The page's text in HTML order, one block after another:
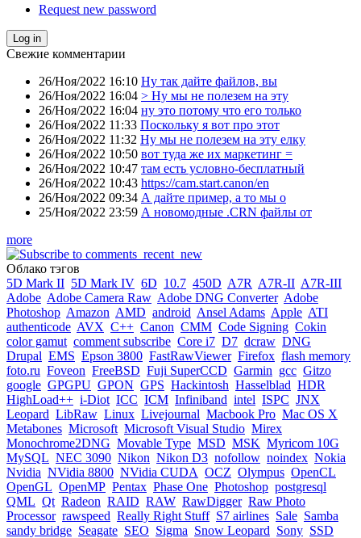
Request new password
Свежие комментарии
26/Ноя/2022 16:10 Ну так дайте файлов, вы
26/Ноя/2022 16:04 > Ну мы не полезем на эту
26/Ноя/2022 16:04 ну это потому что его только
26/Ноя/2022 11:33 Поскольку я вот про этот
26/Ноя/2022 11:32 Ну мы не полезем на эту елку
26/Ноя/2022 10:50 вот туда же их маркетинг =
26/Ноя/2022 10:47 там есть условно-бесплатный
26/Ноя/2022 10:43 https://cam.start.canon/en
26/Ноя/2022 09:34 А дайте пример, а то мы о
25/Ноя/2022 23:59 А новомодные .CRN файлы от
more
Облако тэгов
5D Mark II 5D Mark IV 6D 10.7 450D A7R A7R-II A7R-III
Adobe Adobe Camera Raw Adobe DNG Converter Adobe
Photoshop Amazon AMD android Ansel Adams Apple ATI
authenticode AVX C++ Canon CMM Code Signing Cokin
color gamut comment subscribe Core i7 D7 dcraw DNG
Drupal EMS Epson 3800 FastRawViewer Firefox flash memory
foto.ru Foveon FreeBSD Fuji SuperCCD Garmin gcc Gitzo
google GPGPU GPON GPS Hackintosh Hasselblad HDR
HighLoad++ i-Diot ICC ICM Infiniband intel ISPC JNX
Leopard LibRaw Linux Livejournal Macbook Pro Mac OS X
Metabones Microsoft Microsoft Visual Studio Mirex
Monochrome2DNG Movable Type MSD MSK Myricom 10G
MySQL NEC 3090 Nikon Nikon D3 nofollow noindex Nokia
Nvidia NVidia 8800 NVidia CUDA OCZ Olympus OpenCL
OpenGL OpenMP Pentax Phase One Photoshop postgresql
QML Qt Radeon RAID RAW RawDigger Raw Photo
Processor rawspeed Really Right Stuff S7 airlines Sale Samba
sandy bridge Seagate SEO Sigma Snow Leopard Sony SSD